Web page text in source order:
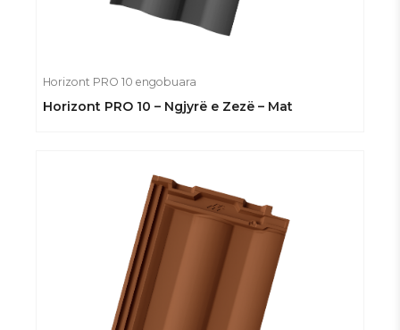
Horizont PRO 10 engobuara
Horizont PRO 10 – Ngjyrë e Zezë – Mat